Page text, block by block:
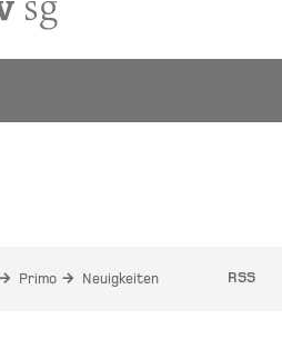
Primo Neuigkeiten RSS